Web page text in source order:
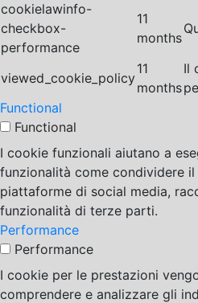
cookielawinfo-
checkbox-
performance
11
months
viewed_cookie_policy
11
months
Il
Functional
Functional
I cookie funzionali aiutano a
funzionalità come condividere
piattaforme di social media,
funzionalità di terze parti.
Performance
Performance
I cookie per le prestazioni
comprendere e analizzare gli